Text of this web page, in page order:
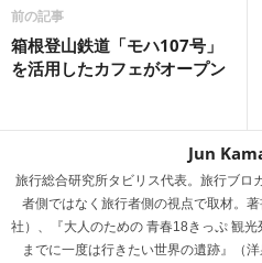
前の記事
箱根登山鉄道「モハ107号」
を活用したカフェがオープン
Jun
旅行総合研究所タビリス代表。旅行ブロ
者側ではなく旅行者側の視点で取材。
社）、『大人のための 青春18きっぷ 観
までに一度は行きたい世界の遺跡』（